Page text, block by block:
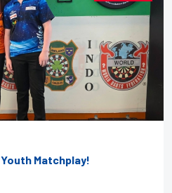
Matchplay!